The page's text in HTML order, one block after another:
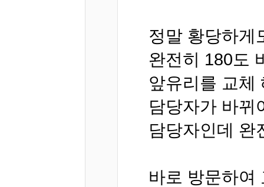
정말 황당하게
완전히 180도
앞유리를 교체
담당자가 바뀌
담당자인데 완
바로 방문하여